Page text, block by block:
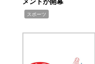
スポーツ